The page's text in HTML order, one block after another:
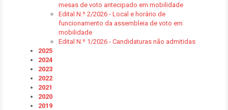
mesas de voto antecipado em mobilidade
Edital N.º 2/2026 - Local e horário de
funcionamento da assembleia de voto em
mobilidade
Edital N.º 1/2026 - Candidaturas não admitidas
2025
2024
2023
2022
2021
2020
2019